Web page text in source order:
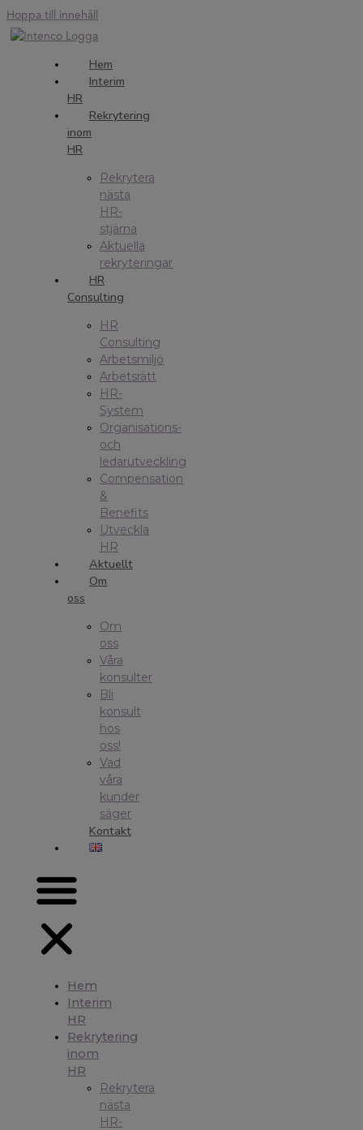
Hoppa till innehåll
Hem
Interim
HR
Rekrytering
inom
HR
Rekrytera
nästa
HR-
stjärna
Aktuella
rekryteringar
HR
Consulting
HR
Consulting
Arbetsmiljö
Arbetsrätt
HR-
System
Organisations-
och
ledarutveckling
Compensation
&
Benefits
Utveckla
HR
Aktuellt
Om
oss
Om
oss
Våra
konsulter
Bli
konsult
hos
oss!
Vad
våra
kunder
säger
Kontakt
Hem
Interim
HR
Rekrytering
inom
HR
Rekrytera
nästa
HR-